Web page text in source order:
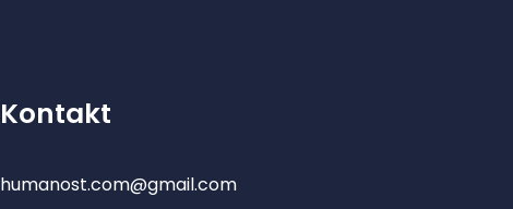
Kontakt
humanost.com@gmail.com